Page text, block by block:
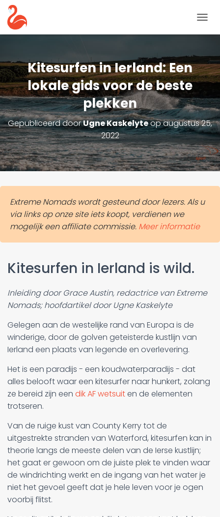
A
G
A
T
E
T
O
G
G
L
E
Kitesurfen in Ierland: Een
lokale gids voor de beste
plekken
Gepubliceerd doorUgne Kaskelyteopaugustus 25,
2022
Extreme Nomads wordt gesteund door lezers. Als u
via links op onze site iets koopt, verdienen we
mogelijk een affiliate commissie. Meer informatie
Kitesurfen in Ierland is wild.
Inleiding door Grace Austin, redactrice van Extreme
Nomads; hoofdartikel door Ugne Kaskelyte
Gelegen aan de westelijke rand van Europa is de
winderige, door de golven geteisterde kustlijn van
Ierland een plaats van legende en overlevering.
Het is een paradijs - een koudwaterparadijs - dat
alles belooft waar een kitesurfer naar hunkert, zolang
ze bereid zijn een dik AF wetsuiten de elementen
trotseren.
Van de ruige kust van County Kerry tot de
uitgestrekte stranden van Waterford, kitesurfen kan in
theorie langs de meeste delen van de Ierse kustlijn;
het gaat er gewoon om de juiste plek te vinden waar
de windrichting werkt en de ingang van het water je
niet het gevoel geeft dat je hele leven voor je ogen
voorbij flitst.